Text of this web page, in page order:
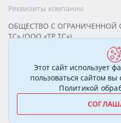
Реквизиты компании
ОБЩЕСТВО С ОГРАНИЧЕННОЙ
ТС» (ООО «ТР ТС»)
Юридический адрес: 199155, г.
Каховского, д. 12, стр. 1,
ИНН 7813295032 КПП
ОКПО 20395319 Генеральный
© 2007—2026
Полный спектр услуг в области
Этот сайт использует
пользоваться сайтом
Политикой